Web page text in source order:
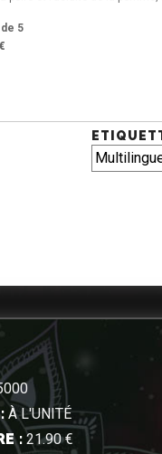
5
À L'UNITÉ
: 21.90 €